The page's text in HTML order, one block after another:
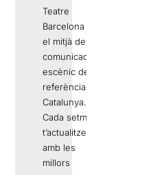
Teatre
Barcelona és
el mitjà de
comunicació
escènic de
referència a
Catalunya.
Cada setmana
t’actualitzem
amb les
millors